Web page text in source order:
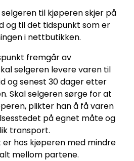
til kjøperen skjer på
og til det tidspunkt som er
i nettbutikken.
fremgår av
selgeren levere varen til
og senest 30 dager etter
Skal selgeren sørge for at
plikter han å få varen
på egnet måte og
transport.
hos kjøperen med mindre
mellom partene.